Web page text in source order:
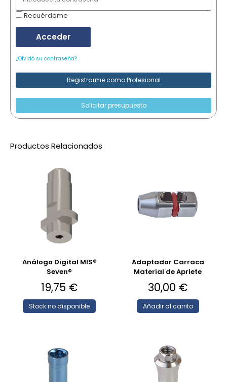
Recuérdame
Acceder
¿Olvidó su contraseña?
Registrarme como Profesional
Solicitar presupuesto
Productos Relacionados
Análogo Digital MIS®
Seven®
19,75 €
Stock no disponible
Adaptador Carraca
Material de Apriete
30,00 €
Añadir al carrito